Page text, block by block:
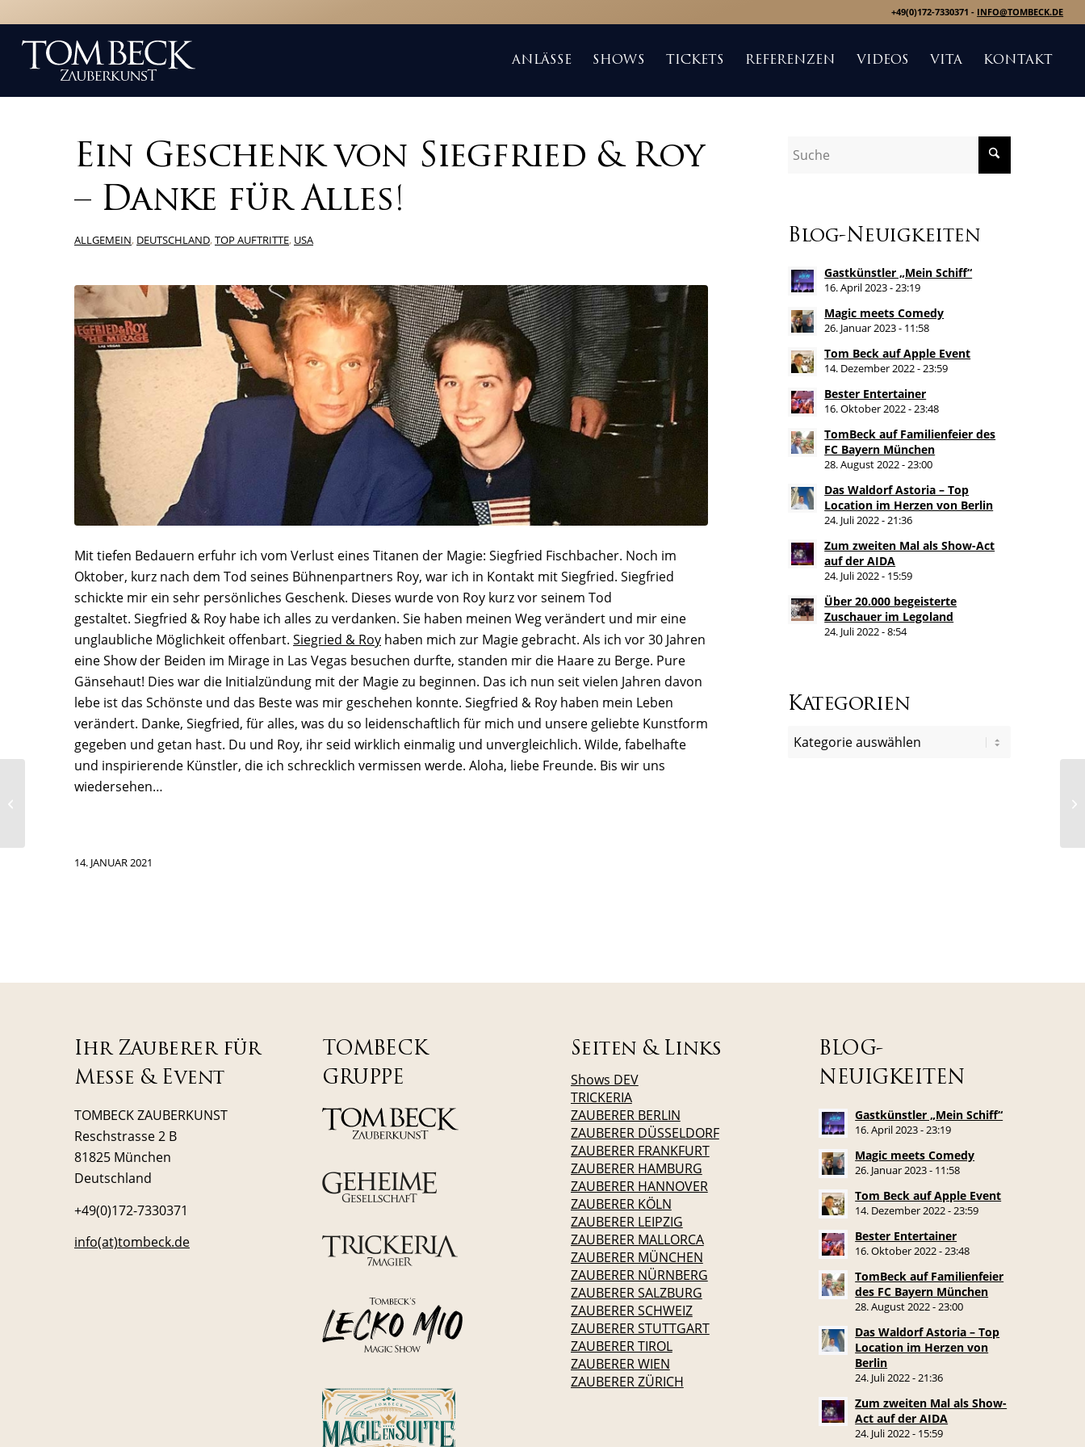
+49(0)172-7330371 - INFO@TOMBECK.DE
ANLÄSSE SHOWS TICKETS REFERENZEN VIDEOS VITA KONTAKT
Ein Geschenk von Siegfried & Roy
– Danke für Alles!
ALLGEMEIN, DEUTSCHLAND,TOP AUFTRITTE, USA
Mit tiefen Bedauern erfuhr ich vom Verlust eines Titanen der Magie: Siegfried Fischbacher. Noch im
Oktober, kurz nach dem Tod seines Bühnenpartners Roy, war ich in Kontakt mit Siegfried. Siegfried
schickte mir ein sehr persönliches Geschenk. Dieses wurde von Roy kurz vor seinem Tod
gestaltet. Siegfried & Roy habe ich alles zu verdanken. Sie haben meinen Weg verändert und mir eine
unglaubliche Möglichkeit offenbart. Siegried & Roy haben mich zur Magie gebracht. Als ich vor 30 Jahren
eine Show der Beiden im Mirage in Las Vegas besuchen durfte, standen mir die Haare zu Berge. Pure
Gänsehaut! Dies war die Initialzündung mit der Magie zu beginnen. Das ich nun seit vielen Jahren davon
lebe ist das Schönste und das Beste was mir geschehen konnte. Siegfried & Roy haben mein Leben
verändert. Danke, Siegfried, für alles, was du so leidenschaftlich für mich und unsere geliebte Kunstform
gegeben und getan hast. Du und Roy, ihr seid wirklich einmalig und unvergleichlich. Wilde, fabelhafte
und inspirierende Künstler, die ich schrecklich vermissen werde. Aloha, liebe Freunde. Bis wir uns
wiedersehen…
14. JANUAR 2021
Blog-Neuigkeiten
Gastkünstler „Mein Schiff“
16. April 2023 - 23:19
Magic meets Comedy
26. Januar 2023 - 11:58
Tom Beck auf Apple Event
14. Dezember 2022 - 23:59
Bester Entertainer
16. Oktober 2022 - 23:48
TomBeck auf Familienfeier des
FC Bayern München
28. August 2022 - 23:00
Das Waldorf Astoria – Top
Location im Herzen von Berlin
24. Juli 2022 - 21:36
Zum zweiten Mal als Show-Act
auf der AIDA
24. Juli 2022 - 15:59
Über 20.000 begeisterte
Zuschauer im Legoland
24. Juli 2022 - 8:54
Kategorien
Ihr Zauberer für
Messe & Event
TOMBECK ZAUBERKUNST
Reschstrasse 2 B
81825 München
Deutschland
+49(0)172-7330371
info(at)tombeck.de
TOMBECK
GRUPPE
Seiten & Links
Shows DEV
TRICKERIA
ZAUBERER BERLIN
ZAUBERER DÜSSELDORF
ZAUBERER FRANKFURT
ZAUBERER HAMBURG
ZAUBERER HANNOVER
ZAUBERER KÖLN
ZAUBERER LEIPZIG
ZAUBERER MALLORCA
ZAUBERER MÜNCHEN
ZAUBERER NÜRNBERG
ZAUBERER SALZBURG
ZAUBERER SCHWEIZ
ZAUBERER STUTTGART
ZAUBERER TIROL
ZAUBERER WIEN
ZAUBERER ZÜRICH
BLOG-
NEUIGKEITEN
Gastkünstler „Mein Schiff“
16. April 2023 - 23:19
Magic meets Comedy
26. Januar 2023 - 11:58
Tom Beck auf Apple Event
14. Dezember 2022 - 23:59
Bester Entertainer
16. Oktober 2022 - 23:48
TomBeck auf Familienfeier
des FC Bayern München
28. August 2022 - 23:00
Das Waldorf Astoria – Top
Location im Herzen von
Berlin
24. Juli 2022 - 21:36
Zum zweiten Mal als Show-
Act auf der AIDA
24. Juli 2022 - 15:59
Magie im Billionaires-